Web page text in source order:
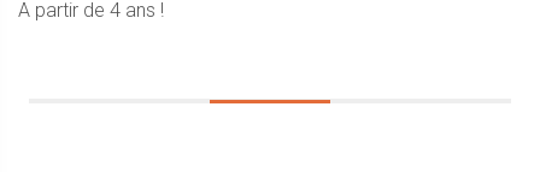
A partir de 4 ans !